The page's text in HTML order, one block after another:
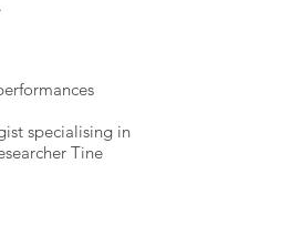
specialising in
Tine